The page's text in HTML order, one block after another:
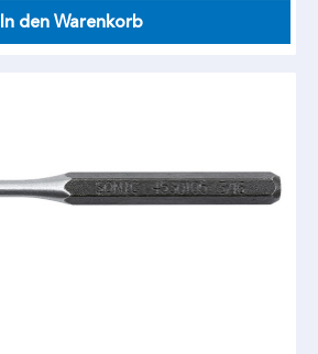
In den Warenkorb